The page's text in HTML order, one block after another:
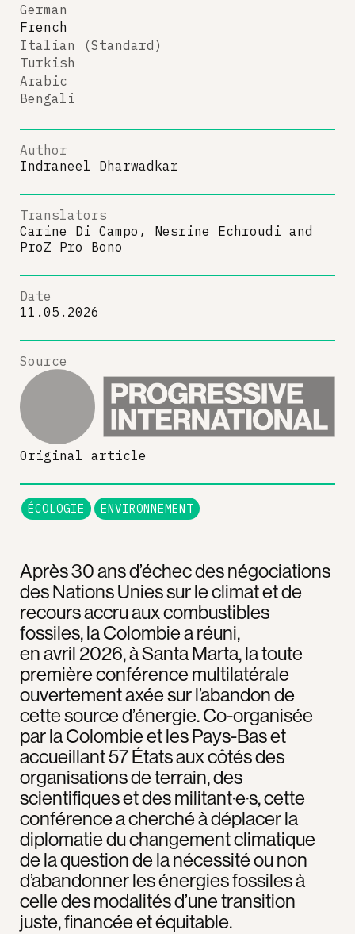
Après 30 ans d’échec des négociations
des Nations Unies sur le climat et de
recours accru aux combustibles
fossiles, la Colombie a réuni,
en avril 2026, à Santa Marta, la toute
première conférence multilatérale
ouvertement axée sur l’abandon de
cette source d’énergie. Co-organisée
par la Colombie et les Pays-Bas et
accueillant 57 États aux côtés des
organisations de terrain, des
scientifiques et des militant·e·s, cette
conférence a cherché à déplacer la
diplomatie du changement climatique
de la question de la nécessité ou non
d’abandonner les énergies fossiles à
celle des modalités d’une transition
juste, financée et équitable.
German
French
Italian (Standard)
Turkish
Arabic
Bengali
Author
Indraneel Dharwadkar
Translators
Carine Di Campo, Nesrine Echroudi and
ProZ Pro Bono
Date
11.05.2026
Source
Original article
ÉCOLOGIE ENVIRONNEMENT